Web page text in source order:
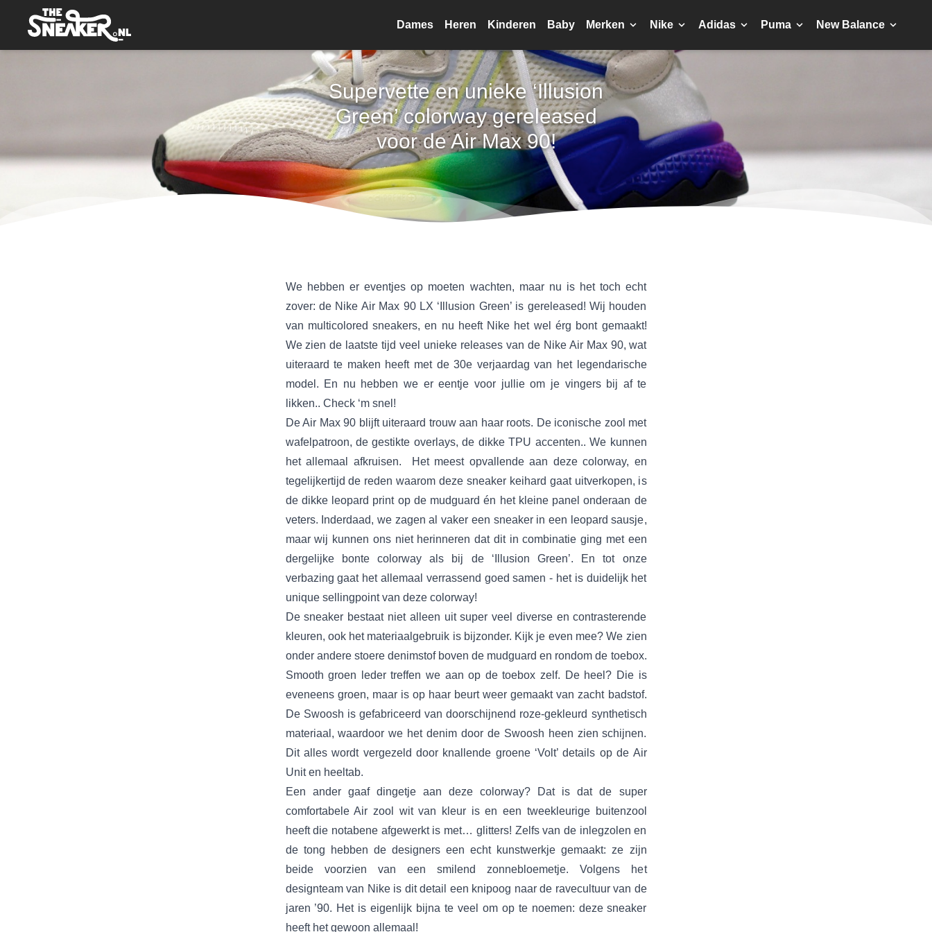
Dames Heren Kinderen Baby Merken Nike Adidas Puma New Balance
Supervette en unieke ‘Illusion
Green’ colorway gereleased
voor de Air Max 90!
We hebben er eventjes op moeten wachten, maar nu is het toch echt
zover: de Nike Air Max 90 LX ‘Illusion Green’ is gereleased! Wij houden
van multicolored sneakers, en nu heeft Nike het wel érg bont gemaakt!
We zien de laatste tijd veel unieke releases van de Nike Air Max 90, wat
uiteraard te maken heeft met de 30e verjaardag van het legendarische
model. En nu hebben we er eentje voor jullie om je vingers bij af te
likken.. Check ‘m snel!
De Air Max 90 blijft uiteraard trouw aan haar roots. De iconische zool met
wafelpatroon, de gestikte overlays, de dikke TPU accenten.. We kunnen
het allemaal afkruisen. Het meest opvallende aan deze colorway, en
tegelijkertijd de reden waarom deze sneaker keihard gaat uitverkopen, is
de dikke leopard print op de mudguard én het kleine panel onderaan de
veters. Inderdaad, we zagen al vaker een sneaker in een leopard sausje,
maar wij kunnen ons niet herinneren dat dit in combinatie ging met een
dergelijke bonte colorway als bij de ‘Illusion Green’. En tot onze
verbazing gaat het allemaal verrassend goed samen - het is duidelijk het
unique sellingpoint van deze colorway!
De sneaker bestaat niet alleen uit super veel diverse en contrasterende
kleuren, ook het materiaalgebruik is bijzonder. Kijk je even mee? We zien
onder andere stoere denimstof boven de mudguard en rondom de toebox.
Smooth groen leder treffen we aan op de toebox zelf. De heel? Die is
eveneens groen, maar is op haar beurt weer gemaakt van zacht badstof.
De Swoosh is gefabriceerd van doorschijnend roze-gekleurd synthetisch
materiaal, waardoor we het denim door de Swoosh heen zien schijnen.
Dit alles wordt vergezeld door knallende groene ‘Volt’ details op de Air
Unit en heeltab.
Een ander gaaf dingetje aan deze colorway? Dat is dat de super
comfortabele Air zool wit van kleur is en een tweekleurige buitenzool
heeft die notabene afgewerkt is met… glitters! Zelfs van de inlegzolen en
de tong hebben de designers een echt kunstwerkje gemaakt: ze zijn
beide voorzien van een smilend zonnebloemetje. Volgens het
designteam van Nike is dit detail een knipoog naar de ravecultuur van de
jaren ’90. Het is eigenlijk bijna te veel om op te noemen: deze sneaker
heeft het gewoon allemaal!